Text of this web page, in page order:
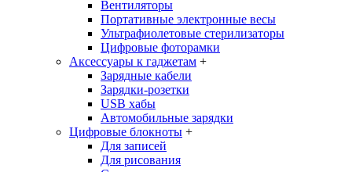
Вентиляторы
Портативные электронные весы
Ультрафиолетовые стерилизаторы
Цифровые фоторамки
Аксессуары к гаджетам +
Зарядные кабели
Зарядки-розетки
USB хабы
Автомобильные зарядки
Цифровые блокноты +
Для записей
Для рисования